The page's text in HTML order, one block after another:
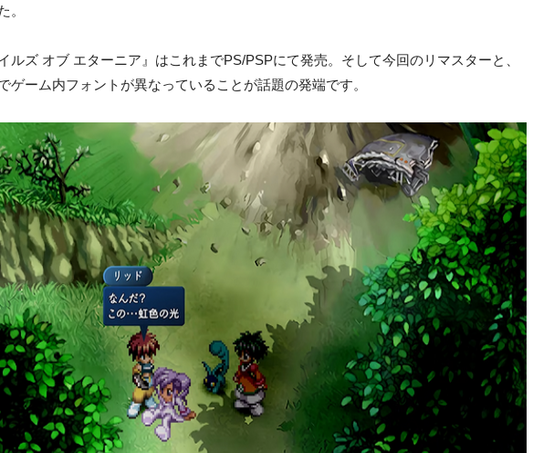
。
ルズ オブ エターニア』はこれまでPS/PSPにて発売。そして今回のリマスターと、
ゲーム内フォントが異なっていることが話題の発端です。